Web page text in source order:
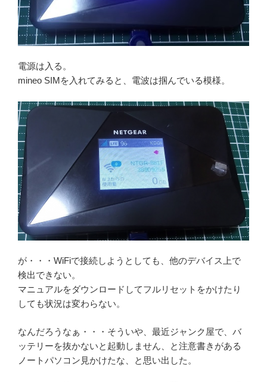
電源は入る。
mineo SIMを入れてみると、電波は掴んでいる模様。
が・・・WiFiで接続しようとしても、他のデバイス上で
検出できない。
マニュアルをダウンロードしてフルリセットをかけたり
しても状況は変わらない。
なんだろうなぁ・・・そういや、最近ジャンク屋で、バ
ッテリーを抜かないと起動しません、と注意書きがある
ノートパソコン見かけたな、と思い出した。